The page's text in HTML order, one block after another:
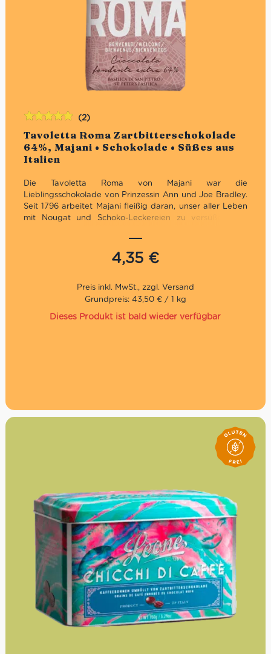
Tavoletta Roma Zartbitterschokolade
64%, Majani • Schokolade • Süßes aus
Italien
(2)
Die Tavoletta Roma von Majani war die
Lieblingsschokolade von Prinzessin Ann und Joe Bradley.
Seit 1796 arbeitet Majani fleißig daran, unser aller Leben
mit Nougat und Schoko-Leckereien zu versüßen. Die
alten Tradition aus dem Herzen Bolognas. Probiere jetzt
die Tavoletta Roma mit Zartbitterschokolade 64%!
4,35 €
Bewertet
mit5.00von
5
Grundpreis: 43,50 € / 1 kg
Dieses Produkt ist bald wieder verfügbar